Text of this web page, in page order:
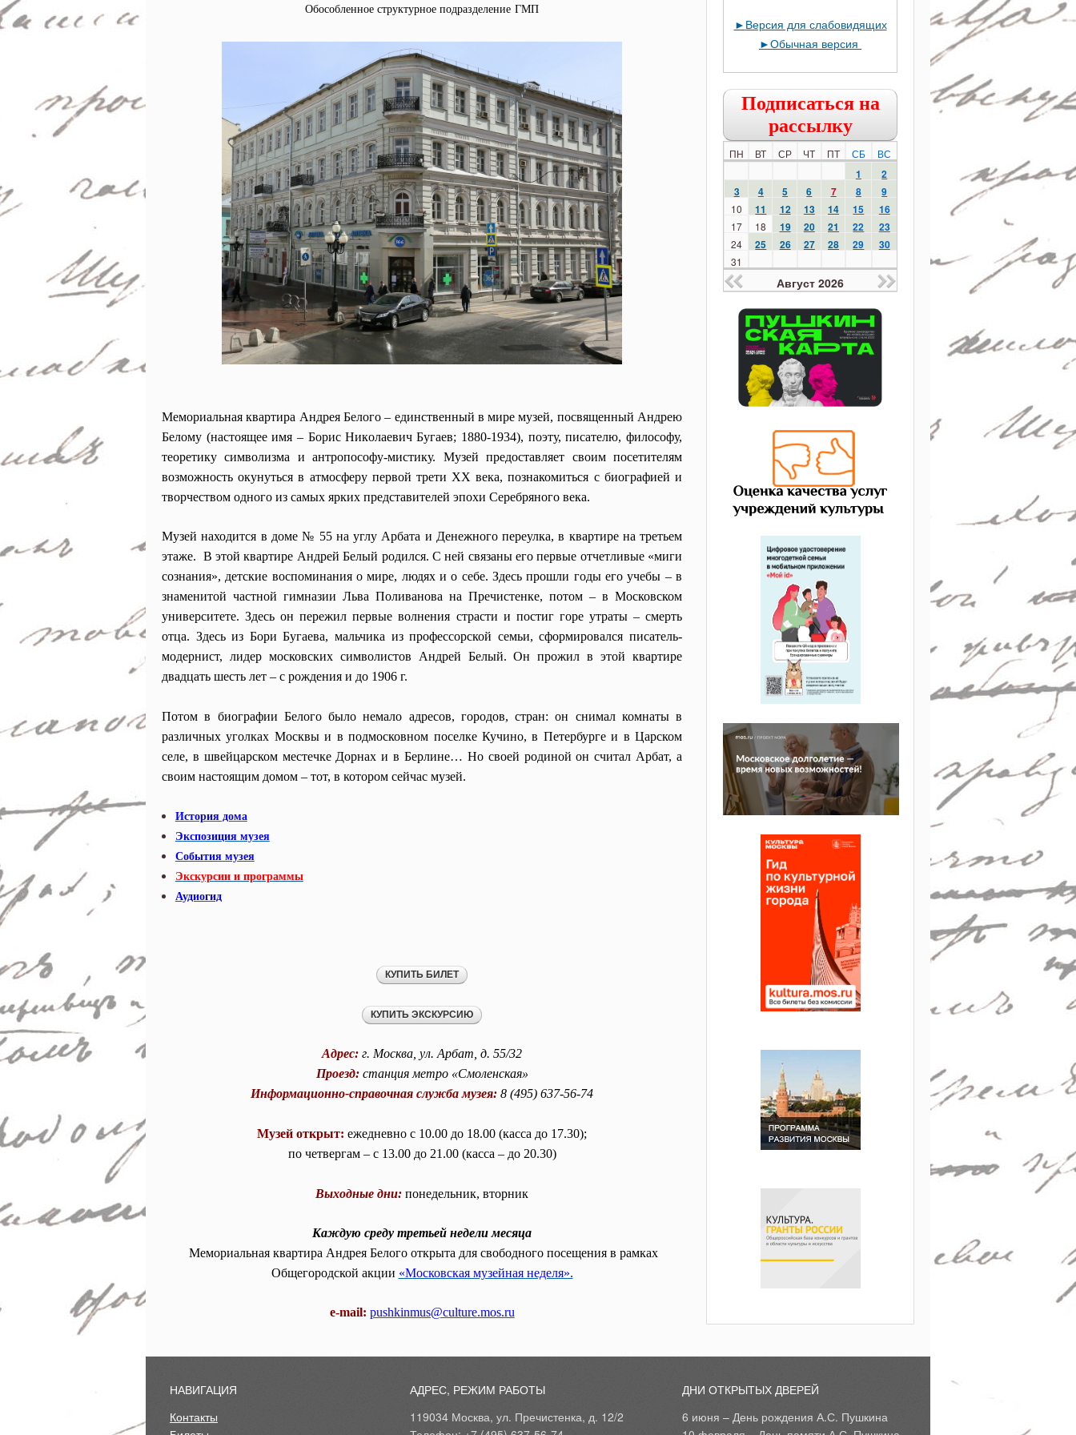
Обособленное структурное подразделение ГМП
Мемориальная квартира Андрея Белого – единственный в мире музей, посвященный Андрею
Белому (настоящее имя – Борис Николаевич Бугаев; 1880-1934), поэту, писателю, философу,
теоретику символизма и антропософу-мистику. Музей предоставляет своим посетителям
возможность окунуться в атмосферу первой трети ХХ века, познакомиться с биографией и
творчеством одного из самых ярких представителей эпохи Серебряного века.
Музей находится в доме № 55 на углу Арбата и Денежного переулка, в квартире на третьем
этаже. В этой квартире Андрей Белый родился. С ней связаны его первые отчетливые «миги
сознания», детские воспоминания о мире, людях и о себе. Здесь прошли годы его учебы – в
знаменитой частной гимназии Льва Поливанова на Пречистенке, потом – в Московском
университете. Здесь он пережил первые волнения страсти и постиг горе утраты – смерть
отца. Здесь из Бори Бугаева, мальчика из профессорской семьи, сформировался писатель-
модернист, лидер московских символистов Андрей Белый. Он прожил в этой квартире
двадцать шесть лет – с рождения и до 1906 г.
Потом в биографии Белого было немало адресов, городов, стран: он снимал комнаты в
различных уголках Москвы и в подмосковном поселке Кучино, в Петербурге и в Царском
селе, в швейцарском местечке Дорнах и в Берлине… Но своей родиной он считал Арбат, а
своим настоящим домом – тот, в котором сейчас музей.
История дома
Экспозиция музея
События музея
Экскурсии и программы
Аудиогид
Адрес: г. Москва, ул. Арбат, д. 55/32
Проезд:станция метро «Смоленская»
Информационно-справочная служба музея: 8 (495) 637-56-74
Музей открыт: ежедневно с 10.00 до 18.00 (касса до 17.30);
по четвергам – с 13.00 до 21.00 (касса – до 20.30)
Выходные дни: понедельник, вторник
Каждую среду третьей недели месяца
Мемориальная квартира Андрея Белого открыта для свободного посещения в рамках
Общегородской акции «Московская музейная неделя».
e-mail: pushkinmus@culture.mos.ru
► Версия для слабовидящих
►Обычная версия
Подписаться на
рассылку
ПН ВТ СР ЧТ ПТ СБ ВС
1
2
3
4 5 6 7 8 9
10 11 12 13 14 15 16
17 18 19 20 21 22 23
24 25 26 27 28 29 30
31
Август 2026
НАВИГАЦИЯ
Контакты
АДРЕС, РЕЖИМ РАБОТЫ
119034 Москва, ул. Пречистенка, д. 12/2
ДНИ ОТКРЫТЫХ ДВЕРЕЙ
6 июня – День рождения А.С. Пушкина